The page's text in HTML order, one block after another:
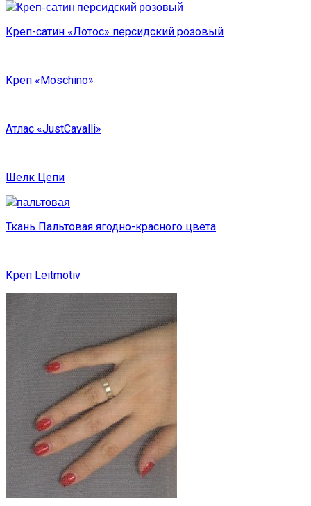
Креп-сатин «Лотос» персидский розовый
Креп «Moschino»
Атлас «JustCavalli»
Шелк Цепи
Ткань Пальтовая ягодно-красного цвета
Креп Leitmotiv